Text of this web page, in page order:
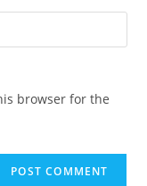
browser for the